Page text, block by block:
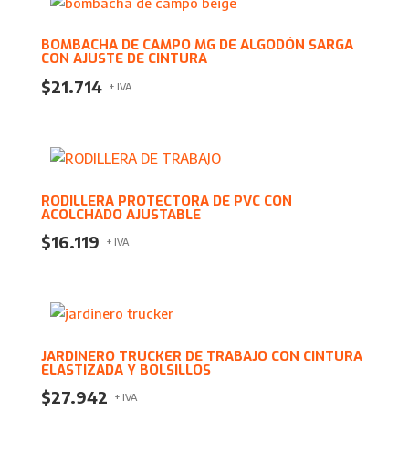
BOMBACHA DE CAMPO MG DE ALGODÓN SARGA
CON AJUSTE DE CINTURA
$21.714 + IVA
RODILLERA PROTECTORA DE PVC CON
ACOLCHADO AJUSTABLE
$16.119 + IVA
JARDINERO TRUCKER DE TRABAJO CON CINTURA
ELASTIZADA Y BOLSILLOS
$27.942 + IVA